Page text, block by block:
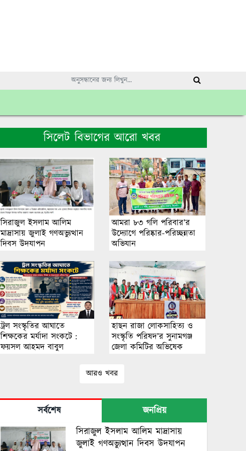
সিলেট বিভাগের আরো খবর
সিরাজুল ইসলাম আলিম
মাদ্রাসায় জুলাই গণঅভ্যুত্থান
দিবস উদযাপন
আমরা ৮৩ গলি পরিবার’র
উদ্যোগে পরিষ্কার-পরিচ্ছন্নতা
অভিযান
ট্রল সংস্কৃতির আঘাতে
শিক্ষকের মর্যাদা সংকটে :
ফয়সল আহমদ বাবুল
হাছন রাজা লোকসাহিত্য ও
সংস্কৃতি পরিষদ’র সুনামগঞ্জ
জেলা কমিটির অভিষেক
আরও খবর
সর্বশেষ
জনপ্রিয়
সিরাজুল ইসলাম আলিম মাদ্রাসায়
জুলাই গণঅভ্যুত্থান দিবস উদযাপন